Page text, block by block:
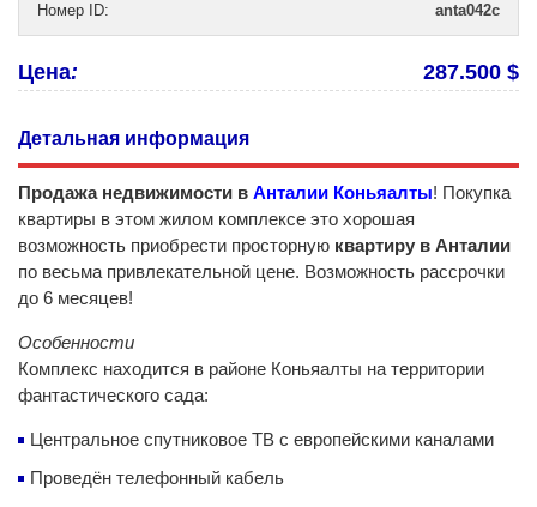
Номер ID: anta042c
Цена: 287.500 $
Детальная информация
Продажа недвижимости в Анталии Коньяалты! Покупка
квартиры в этом жилом комплексе это хорошая
возможность приобрести просторную квартиру в Анталии
по весьма привлекательной цене. Возможность рассрочки
до 6 месяцев!
Особенности
Комплекс находится в районе Коньяалты на территории
фантастического сада:
Центральное спутниковое ТВ с европейскими каналами
Проведён телефонный кабель